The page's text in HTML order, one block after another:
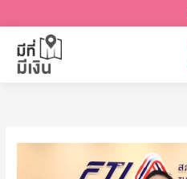
to
content